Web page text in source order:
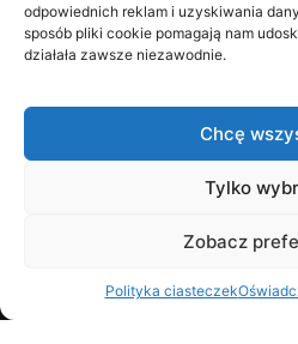
odpowiednich reklam i uzyskiwania
sposób pliki cookie pomagają nam
działała zawsze niezawodnie.
Chcę
Tylko
Zobacz
Polityka ciasteczek
Salony INEA
Polityka prywatnościRODO
Obserwuj nas